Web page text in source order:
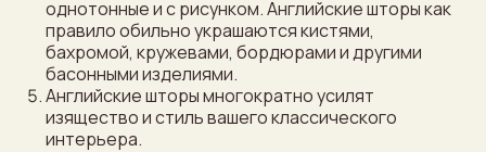
однотонные и с рисунком. Английские шторы как
правило обильно украшаются кистями,
бахромой, кружевами, бордюрами и другими
басонными изделиями.
Английские шторы многократно усилят
изящество и стиль вашего классического
интерьера.